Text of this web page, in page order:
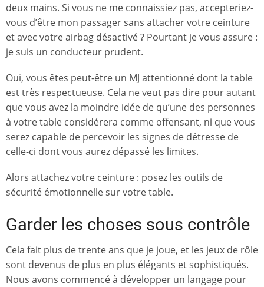
deux mains. Si vous ne me connaissiez pas, accepteriez-
vous d’être mon passager sans attacher votre ceinture
et avec votre airbag désactivé ? Pourtant je vous assure :
je suis un conducteur prudent.
Oui, vous êtes peut-être un MJ attentionné dont la table
est très respectueuse. Cela ne veut pas dire pour autant
que vous avez la moindre idée de qu’une des personnes
à votre table considérera comme offensant, ni que vous
serez capable de percevoir les signes de détresse de
celle-ci dont vous aurez dépassé les limites.
Alors attachez votre ceinture : posez les outils de
sécurité émotionnelle sur votre table.
Garder les choses sous contrôle
Cela fait plus de trente ans que je joue, et les jeux de rôle
sont devenus de plus en plus élégants et sophistiqués.
Nous avons commencé à développer un langage pour